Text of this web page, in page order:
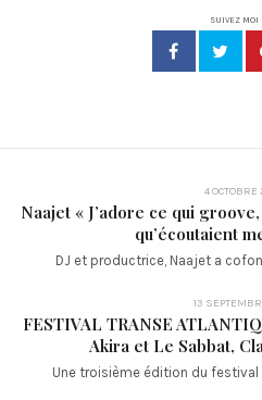
SUIVEZ MOI
4 OCTOBRE
Naajet « J’adore ce qui
qu’écoutaient
DJ et productrice, Naajet a
13
FESTIVAL TRANSE
Akira et Le Sabbat,
Une troisième édition du festival